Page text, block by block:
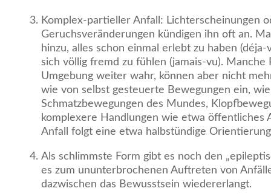
Komplex-partieller Anfall: Lichterscheinungen
Geruchsveränderungen kündigen ihn oft an.
hinzu, alles schon einmal erlebt zu haben
sich völlig fremd zu fühlen (jamais-vu). Manche
Umgebung weiter wahr, können aber nicht
wie von selbst gesteuerte Bewegungen ein,
Schmatzbewegungen des Mundes,
komplexere Handlungen wie etwa öffentliches
Anfall folgt eine etwa halbstündige
Als schlimmste Form gibt es noch den
es zum ununterbrochenen Auftreten von
dazwischen das Bewusstsein wiedererlangt.